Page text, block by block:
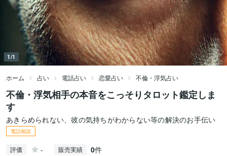
1/1
ホーム 占い 電話占い 恋愛占い 不倫・浮気占い
不倫・浮気相手の本音をこっそりタロット鑑定しま
す
あきらめられない、彼の気持ちがわからない等の解決のお手伝い
電話相談
評価 - 販売実績 0件